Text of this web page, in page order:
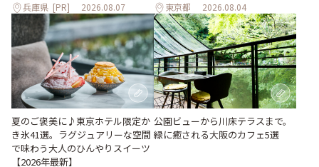
兵庫県 [PR] 2026.08.07 東京都 2026.08.04
夏のご褒美に♪東京ホテル限定か
き氷41選。ラグジュアリーな空間
で味わう大人のひんやりスイーツ
【2026年最新】
公園ビューから川床テラスまで。
緑に癒される大阪のカフェ5選